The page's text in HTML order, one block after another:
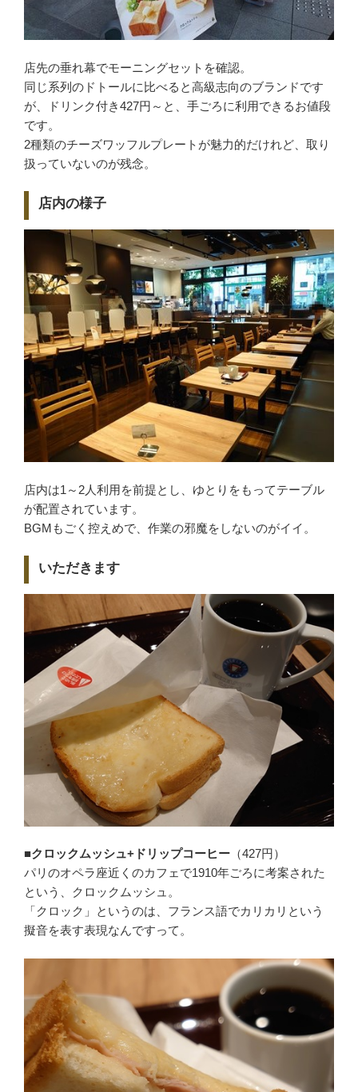
店先の垂れ幕でモーニングセットを確認。
同じ系列のドトールに比べると高級志向のブランドです
が、ドリンク付き427円～と、手ごろに利用できるお値段
です。
2種類のチーズワッフルプレートが魅力的だけれど、取り
扱っていないのが残念。
店内の様子
店内は1～2人利用を前提とし、ゆとりをもってテーブル
が配置されています。
BGMもごく控えめで、作業の邪魔をしないのがイイ。
いただきます
■クロックムッシュ+ドリップコーヒー （427円）
パリのオペラ座近くのカフェで1910年ごろに考案された
という、クロックムッシュ。
「クロック」というのは、フランス語でカリカリという
擬音を表す表現なんですって。